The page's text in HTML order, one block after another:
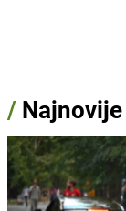
/ Najnovije